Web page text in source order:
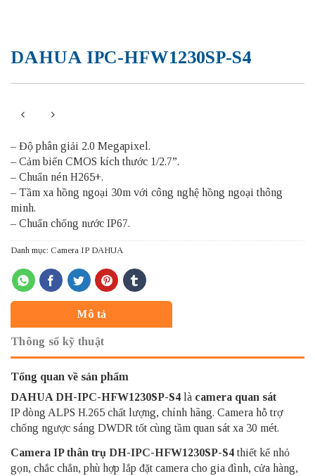
DAHUA IPC-HFW1230SP-S4
– Độ phân giải 2.0 Megapixel.
– Cảm biến CMOS kích thước 1/2.7”.
– Chuẩn nén H265+.
– Tầm xa hồng ngoại 30m với công nghệ hồng ngoại thông
minh.
– Chuẩn chống nước IP67.
Danh mục: Camera IP DAHUA
Mô tả
Thông số kỹ thuật
Tổng quan về sản phẩm
DAHUA DH-IPC-HFW1230SP-S4 là camera quan sát
IP dòng ALPS H.265 chất lượng, chính hãng. Camera hỗ trợ
chống ngược sáng DWDR tốt cùng tầm quan sát xa 30 mét.
Camera IP thân trụ DH-IPC-HFW1230SP-S4thiết kế nhỏ
gọn, chắc chắn, phù hợp lắp đặt camera cho gia đình, cửa hàng,